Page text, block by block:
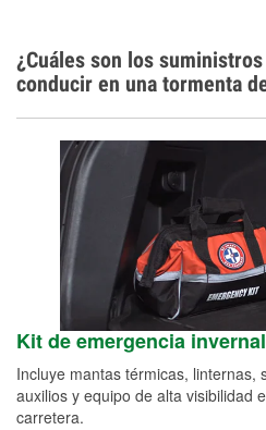
¿Cuáles son los
conducir en una tormenta
Kit de emergencia
Incluye mantas térmicas, linternas,
auxilios y equipo de alta visibilidad
carretera.